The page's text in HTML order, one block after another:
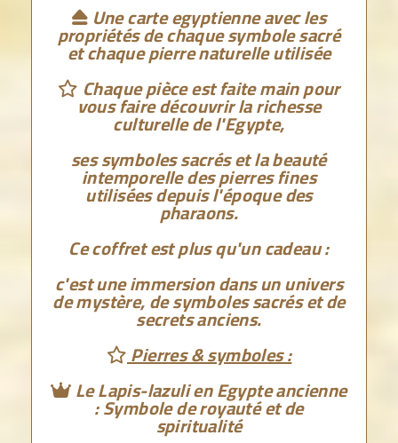
 Une carte egyptienne avec les
propriétés de chaque symbole sacré
et chaque pierre naturelle utilisée
 Chaque pièce est faite main pour
vous faire découvrir la richesse
culturelle de l'Egypte,
ses symboles sacrés et la beauté
intemporelle des pierres fines
utilisées depuis l'époque des
pharaons.
Ce coffret est plus qu'un cadeau :
c'est une immersion dans un univers
de mystère, de symboles sacrés et de
secrets anciens.
Pierres & symboles:
 Le Lapis-lazuli en Egypte ancienne
: Symbole de royauté et de
spiritualité